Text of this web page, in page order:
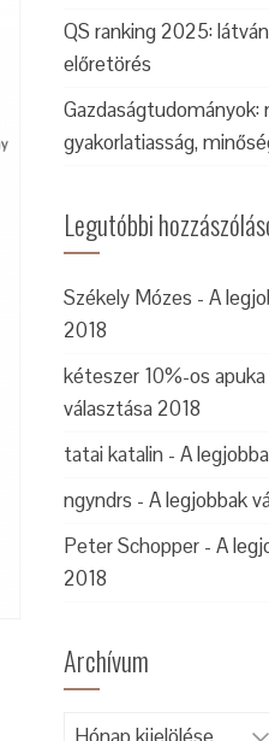
QS ranking 2025:
előretörés
Gazdaságtudományok:
gyakorlatiasság,
Legutóbbi
Székely Mózes -A
2018
kéteszer 10%-os apuka
választása 2018
tatai katalin -A
ngyndrs -A legjobbak
Peter Schopper -A
2018
Archívum
Archívum